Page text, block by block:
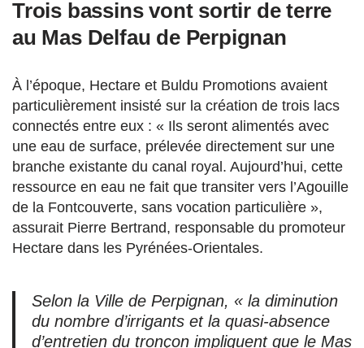
Trois bassins vont sortir de terre
au Mas Delfau de Perpignan
À l’époque, Hectare et Buldu Promotions avaient
particulièrement insisté sur la création de trois lacs
connectés entre eux : « Ils seront alimentés avec
une eau de surface, prélevée directement sur une
branche existante du canal royal. Aujourd’hui, cette
ressource en eau ne fait que transiter vers l’Agouille
de la Fontcouverte, sans vocation particulière »,
assurait Pierre Bertrand, responsable du promoteur
Hectare dans les Pyrénées-Orientales.
Selon la Ville de Perpignan, « la diminution
du nombre d’irrigants et la quasi-absence
d’entretien du tronçon impliquent que le Mas